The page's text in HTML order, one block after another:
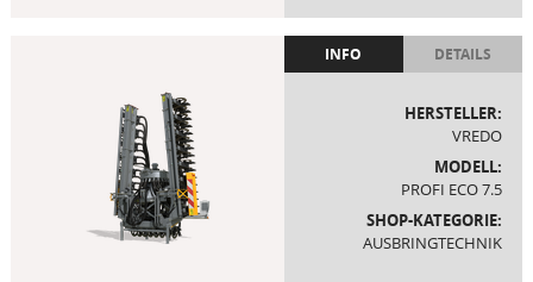
INFO DETAILS
HERSTELLER:
VREDO
MODELL:
PROFI ECO 7.5
SHOP-KATEGORIE:
AUSBRINGTECHNIK